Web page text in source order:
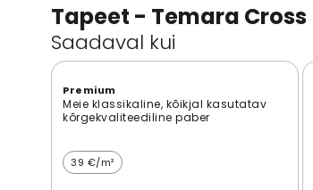
Tapeet - Temara Cross
Saadaval kui
Premium
Meie klassikaline, kõikjal kasutatav
kõrgekvaliteediline paber
39 €/m²